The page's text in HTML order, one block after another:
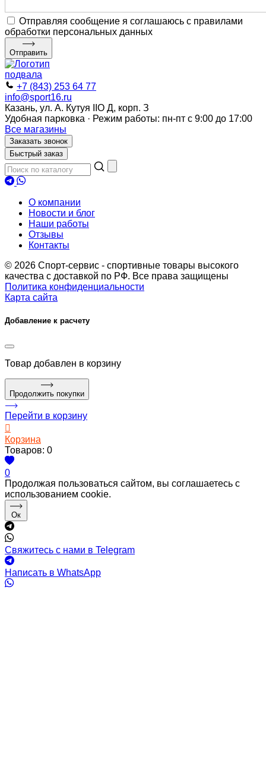
Отправляя сообщение я соглашаюсь с правилами
обработки персональных данных
Отправить
+7 (843) 253 64 77
info@sport16.ru
Казань, ул. А. Кутуя IIO Д, корп. З
Удобная парковка · Режим работы: пн-пт с 9:00 до 17:00
Все магазины
Заказать звонок
Быстрый заказ
О компании
Новости и блог
Наши работы
Отзывы
Контакты
© 2026 Спорт-сервис - спортивные товары высокого
качества с доставкой по РФ. Все права защищены
Политика конфиденциальности
Карта сайта
Добавление к расчету
Товар добавлен в корзину
Продолжить покупки
Перейти в корзину
Корзина
Товаров: 0
0
Продолжая пользоваться сайтом, вы соглашаетесь с
использованием cookie.
Ок
Свяжитесь с нами в Telegram
Написать в WhatsApp